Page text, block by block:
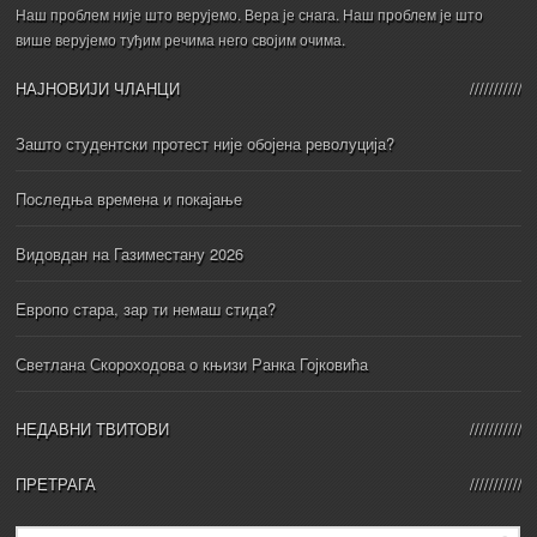
Наш проблем није што верујемо. Вера је снага. Наш проблем је што
више верујемо туђим речима него својим очима.
НАЈНОВИЈИ ЧЛАНЦИ
Зашто студентски протест није обојена револуција?
Последња времена и покајање
Видовдан на Газиместану 2026
Европо стара, зар ти немаш стида?
Светлана Скороходова о књизи Ранка Гојковића
НЕДАВНИ ТВИТОВИ
ПРЕТРАГА